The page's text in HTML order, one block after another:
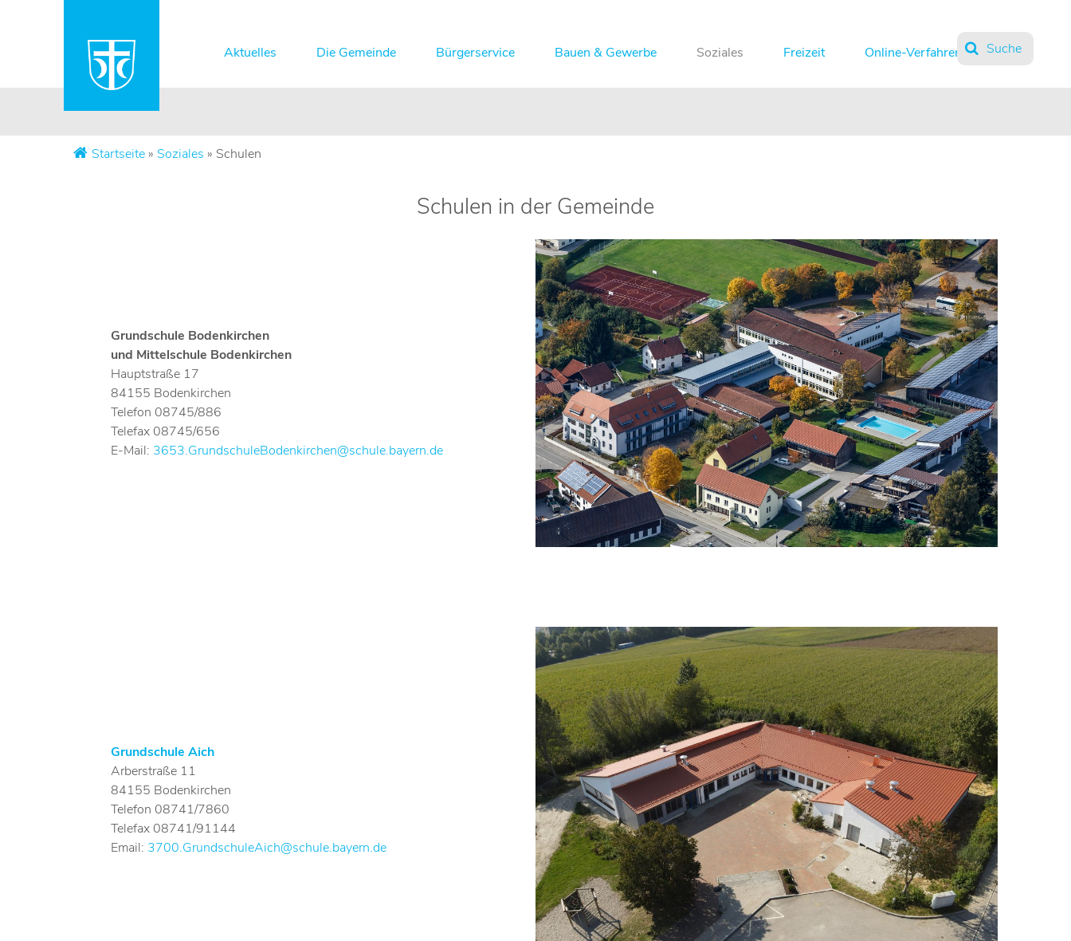
Suche
Aktuelles Die Gemeinde Bürgerservice Bauen & Gewerbe Soziales Freizeit Online-Verfahren
Startseite » Soziales » Schulen
Schulen in der Gemeinde
Grundschule Bodenkirchen
und Mittelschule Bodenkirchen
Hauptstraße 17
84155 Bodenkirchen
Telefon 08745/886
Telefax 08745/656
E-Mail: 3653.GrundschuleBodenkirchen@schule.bayern.de
Grundschule Aich
Arberstraße 11
84155 Bodenkirchen
Telefon 08741/7860
Telefax 08741/91144
Email: 3700.GrundschuleAich@schule.bayern.de